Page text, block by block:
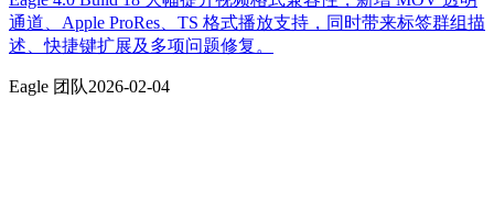
通道、Apple ProRes、TS 格式播放支持，同时带来标签群组描
述、快捷键扩展及多项问题修复。
Eagle 团队2026-02-04